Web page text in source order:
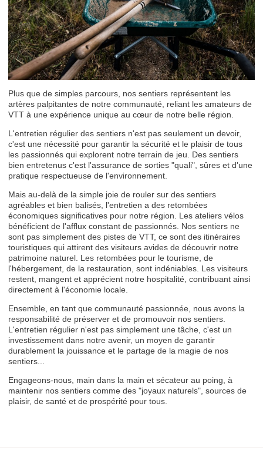
Plus que de simples parcours, nos sentiers représentent les
artères palpitantes de notre communauté, reliant les amateurs de
VTT à une expérience unique au cœur de notre belle région.
L'entretien régulier des sentiers n'est pas seulement un devoir,
c'est une nécessité pour garantir la sécurité et le plaisir de tous
les passionnés qui explorent notre terrain de jeu. Des sentiers
bien entretenus c'est l'assurance de sorties "quali", sûres et d'une
pratique respectueuse de l'environnement.
Mais au-delà de la simple joie de rouler sur des sentiers
agréables et bien balisés, l'entretien a des retombées
économiques significatives pour notre région. Les ateliers vélos
bénéficient de l'afflux constant de passionnés. Nos sentiers ne
sont pas simplement des pistes de VTT, ce sont des itinéraires
touristiques qui attirent des visiteurs avides de découvrir notre
patrimoine naturel. Les retombées pour le tourisme, de
l'hébergement, de la restauration, sont indéniables. Les visiteurs
restent, mangent et apprécient notre hospitalité, contribuant ainsi
directement à l'économie locale.
Ensemble, en tant que communauté passionnée, nous avons la
responsabilité de préserver et de promouvoir nos sentiers.
L'entretien régulier n'est pas simplement une tâche, c'est un
investissement dans notre avenir, un moyen de garantir
durablement la jouissance et le partage de la magie de nos
sentiers...
Engageons-nous, main dans la main et sécateur au poing, à
maintenir nos sentiers comme des "joyaux naturels", sources de
plaisir, de santé et de prospérité pour tous.